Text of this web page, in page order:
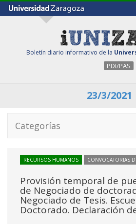
Boletín diario informativo de la
PDI/PAS
23/3/2021
Categorías
RECURSOS HUMANOS CONVOCATORIAS
Provisión temporal de
de Negociado de
Negociado de Tesis.
Doctorado. Declaración